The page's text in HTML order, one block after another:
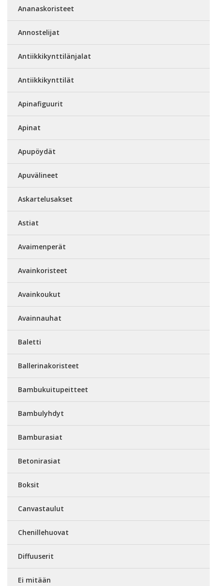
Ananaskoristeet
Annostelijat
Antiikkikynttilänjalat
Antiikkikynttilät
Apinafiguurit
Apinat
Apupöydät
Apuvälineet
Askartelusakset
Astiat
Avaimenperät
Avainkoristeet
Avainkoukut
Avainnauhat
Baletti
Ballerinakoristeet
Bambukuitupeitteet
Bambulyhdyt
Bamburasiat
Betonirasiat
Boksit
Canvastaulut
Chenillehuovat
Diffuuserit
Ei mitään